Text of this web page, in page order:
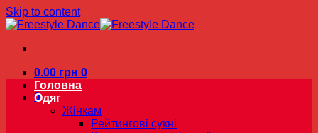
Skip to content
0.00 грн 0
0
Головна
Одяг
Жінкам
Рейтингові сукні